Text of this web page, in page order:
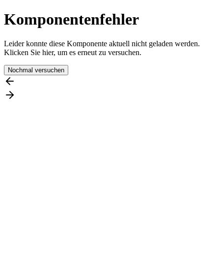
Komponentenfehler
Leider konnte diese Komponente aktuell nicht geladen werden.
Klicken Sie hier, um es erneut zu versuchen.
Nochmal versuchen